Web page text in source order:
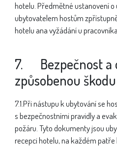
hotelu. Předmětné ustanovení
ubytovatelem hostům
hotelu ana vyžádání u
7. Bezpečnost a
způsobenou škodu
7.1.Při nástupu k ubytování se
s bezpečnostními pravidly a
požáru. Tyto dokumenty jsou
recepci hotelu, na každém patře